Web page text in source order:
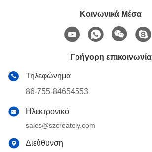
Κοινωνικά Μέσα
Γρήγορη επικοινωνία
Τηλεφώνημα
86-755-84654553
Ηλεκτρονικό
sales@szcreately.com
Διεύθυνση